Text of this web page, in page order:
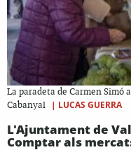
La paradeta de Carmen Simó
Cabanyal
| LUCAS GUERRA
L'Ajuntament de
Comptar als